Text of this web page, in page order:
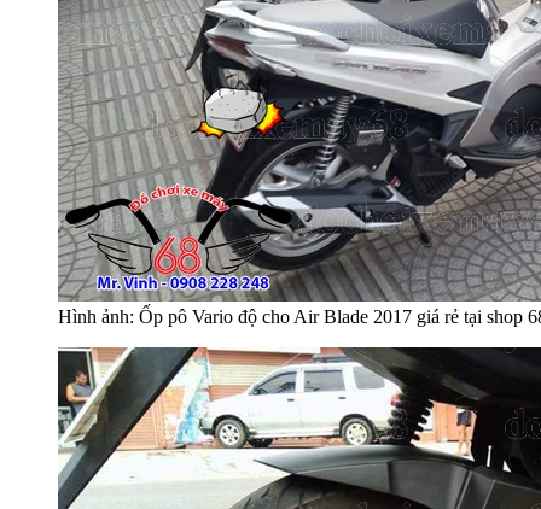
Hình ảnh: Ốp pô Vario độ cho Air Blade 2017 giá rẻ tại shop